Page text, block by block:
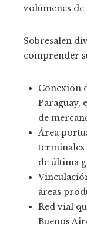
volúmenes
Sobresalen
comprender
Conexión
Paraguay,
de
Área
terminales
de última
áreas
Red vial
Buenos